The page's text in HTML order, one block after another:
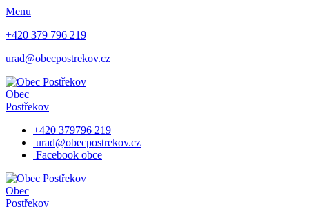
Menu
+420 379 796 219
urad@obecpostrekov.cz
Obec
Postřekov
+420 379796 219
urad@obecpostrekov.cz
Facebook​ obce
Obec
Postřekov